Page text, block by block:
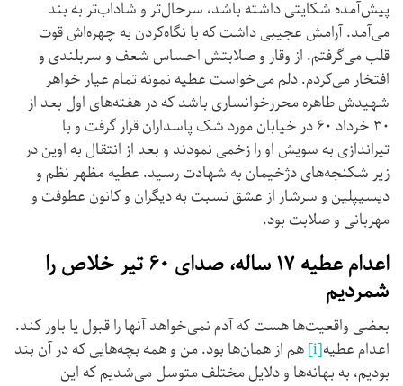
پیش‌آمده شکایتی داشته باشد، سرحال‌تر و شاداب‌تر به بند
می‌آمد. آرامش عجیبی داشت که با نگاه‌کردن به چهره‌اش قوت
قلب می‌گرفتم. از وقار و صلابتش احساس شعف و سربلندی و
افتخار می‌کردم. دلم می‌خواست عطیه نمونه تمام عیار خواهر
شهیدش طاهره محررخوانساری باشد که در هفته‌های اول بعد از
۳۰ خرداد ۶۰ در خیابان مورد شک پاسداران قرار گرفت و با
تیراندازی به سویش او را زخمی نمودند و بعد از انتقال به اوین در
زیر شکنجه‌های دژخیمان به شهادت رسید. عطیه مظهر نظم و
دیسیپلین و سرشار از عشق نسبت به دیگران و کانون عطوفت و
مهربانی و صلابت بود.
اعدام عطیه ۱۷ ساله، صدای ۶۰ تیر خلاص را
شمردیم
بعضی واقعیت‌ها هست که آدم نمی‌خواهد آنها را قبول یا باور کند.
اعدام عطیه[i] هم از همان‌ها بود. من و همه بچه‌هایی که در آن بند
بودیم، به بهانه‌ها و دلایل مختلف متوسل می‌شدیم که این